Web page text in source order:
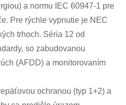
a normu IEC 60947-1 pre
Pre rýchle vypnutie je NEC
trhoch. Séria 12 od
so zabudovanou
(AFDD) a monitorovaním
ochranou (typ 1+2) a